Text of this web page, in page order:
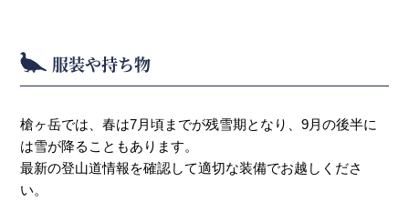
服装や持ち物
槍ヶ岳では、春は7月頃までが残雪期となり、9月の後半に
は雪が降ることもあります。
最新の登山道情報を確認して適切な装備でお越しくださ
い。